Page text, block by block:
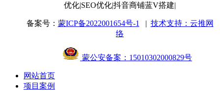
优化 |SEO优化|抖音商铺蓝V搭建
备案号： 蒙ICP备2022001654号-1
技术支持：云推网
络
蒙公安备案：15010302000829号
网站首页
项目案例